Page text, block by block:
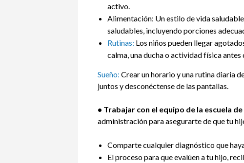
activo.
Alimentación: Un estilo de vida
saludables, incluyendo porciones
Rutinas: Los niños pueden llegar
calma, una ducha o actividad física
Sueño: Crear un horario y una rutina diaria
juntos y desconéctense de las pantallas.
• Trabajar con el equipo de la escuela
administración para asegurarte de que tu
Comparte cualquier diagnóstico que
El proceso para que evalúen a tu hijo,